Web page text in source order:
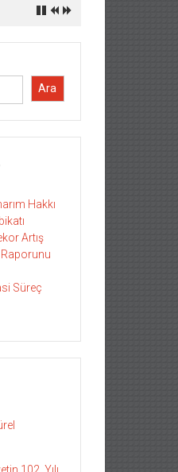
Ara
Hakkı
Artış
Süreç